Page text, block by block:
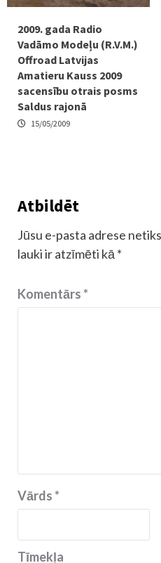
2009. gada Radio
Vadāmo Modeļu (R.V.M.)
Offroad Latvijas
Amatieru Kauss 2009
sacensību otrais posms
Saldus rajonā
15/05/2009
Atbildēt
Jūsu e-pasta adrese
lauki ir atzīmēti kā *
Komentārs*
Vārds*
Tīmekļa